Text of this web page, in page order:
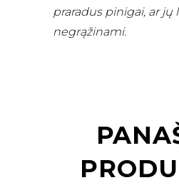
praradus pinigai, ar jų
negrąžinami.